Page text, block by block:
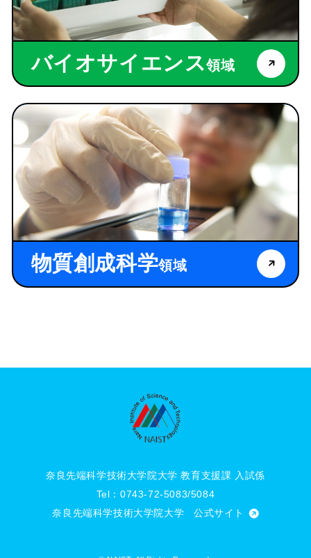
バイオサイエンス領域
物質創成科学領域
奈良先端科学技術大学院大学 教育支援課 入試係
Tel：0743-72-5083/5084
奈良先端科学技術大学院大学
公式サイト